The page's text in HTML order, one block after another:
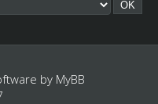
by MyBB